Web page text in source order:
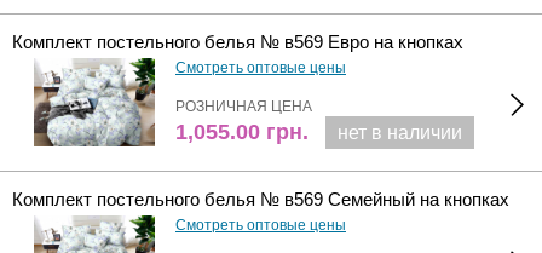
Комплект постельного белья № в569 Евро на кнопках
Смотреть оптовые цены
РОЗНИЧНАЯ ЦЕНА
1,055.00 грн. нет в наличии
Комплект постельного белья № в569 Семейный на кнопках
Смотреть оптовые цены